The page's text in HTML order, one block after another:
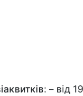
: – від